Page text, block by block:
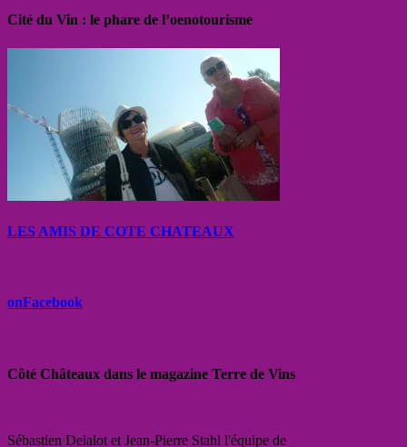
Cité du Vin : le phare de l’oenotourisme
LES AMIS DE COTE CHATEAUX
onFacebook
Côté Châteaux dans le magazine Terre de Vins
Sébastien Delalot et Jean-Pierre Stahl l'équipe de